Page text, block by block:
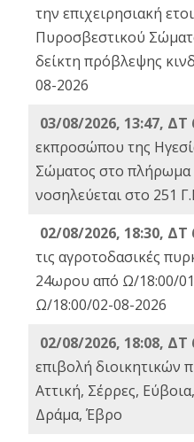
την επιχειρησιακή
Πυροσβεστικού
δείκτη πρόβλεψης
08-2026
03/08/2026, 13:47, ΔΤ
εκπροσώπου της
Σώματος στο πλήρωμα
νοσηλεύεται στο 251
02/08/2026, 18:30, ΔΤ
τις αγροτοδασικές
24ωρου από Ω/18:00/
Ω/18:00/02-08-2026
02/08/2026, 18:08, ΔΤ
επιβολή διοικητικών
Αττική, Σέρρες,
Δράμα, Έβρο